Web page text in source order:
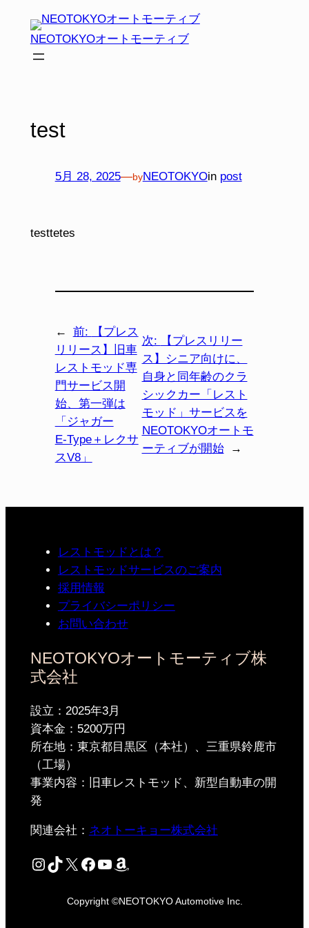
NEOTOKYOオートモーティブ
test
5月 28, 2025—byNEOTOKYOin post
testtetes
← 前:
【プレス
リリース】旧車
レストモッド専
門サービス開
始、第⼀弾は
「ジャガー
E‑Type＋レクサ
スV8」
次:
【プレスリリー
ス】シニア向けに、
自身と同年齢のクラ
シックカー「レスト
モッド」サービスを
NEOTOKYOオートモ
ーティブが開始
→
レストモッドとは？
レストモッドサービスのご案内
採用情報
プライバシーポリシー
お問い合わせ
NEOTOKYOオートモーティブ株
式会社
設立：2025年3月
資本金：5200万円
所在地：東京都目黒区（本社）、三重県鈴鹿市
（工場）
事業内容：旧車レストモッド、新型自動車の開
発
関連会社： ネオトーキョー株式会社
Instagram
TikTok
X Facebook
YouTube
Amazon
Copyright ©NEOTOKYO Automotive Inc.